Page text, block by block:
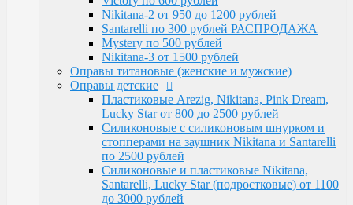
Santarelli, Lucky Star (подростковые) от 1100
до 3000 рублей
Пластиковые антивандальные Nikitana от
1100 до 1900 рублей
РАСПРОДАЖА детских оправ от 250 рублей
Металлические Детские от 600 до 3500
рублей
Оправы под линзы с большими диоптриями по
1200 рублей
Футляры до 400 рублей
Футляры по 600 рублей
Футляры по 550 рублей
Футляры для солнцезащитных очков
Nikitana-2 от 950 до 1200 рублей
Santarelli по 300 рублей РАСПРОДАЖА
Mystery по 500 рублей
Nikitana-3 от 1500 рублей
Оправы титановые (женские и мужские)
Оправы детские
Пластиковые Arezig, Nikitana, Pink Dream,
Lucky Star от 800 до 2500 рублей
Силиконовые с силиконовым шнурком и
стопперами на заушник Nikitana и Santarelli
по 2500 рублей
Силиконовые и пластиковые Nikitana,
Santarelli, Lucky Star (подростковые) от 1100
до 3000 рублей